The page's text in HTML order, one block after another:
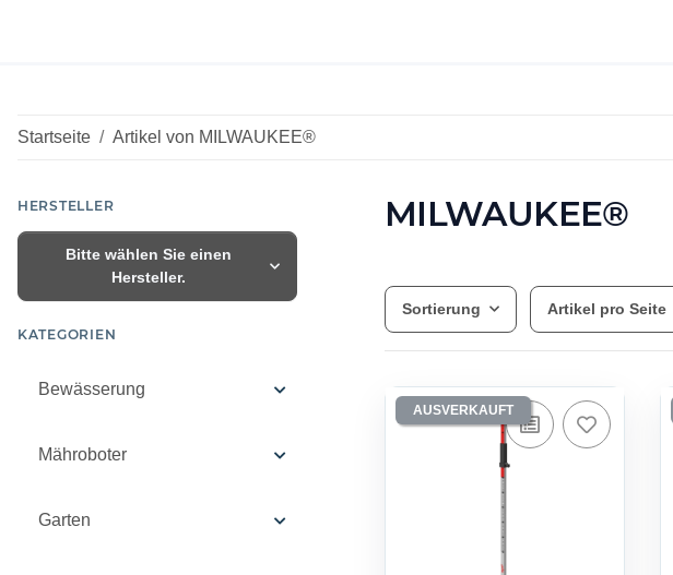
Startseite Artikel von MILWAUKEE®
MILWAUKEE®
Sortierung Artikel pro Seite
AUSVERKAUFT
HERSTELLER
Bitte wählen Sie einen
Hersteller.
KATEGORIEN
Bewässerung
Mähroboter
Garten